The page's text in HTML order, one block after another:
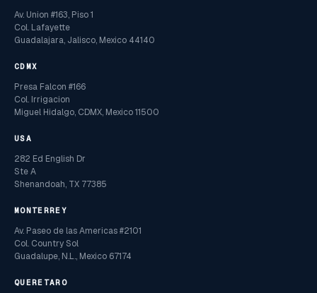
Av. Union #163, Piso 1
Col. Lafayette
Guadalajara, Jalisco, Mexico 44140
CDMX
Presa Falcon #166
Col. Irrigacion
Miguel Hidalgo, CDMX, Mexico 11500
USA
282 Ed English Dr
Ste A
Shenandoah, TX 77385
MONTERREY
Av. Paseo de las Americas #2101
Col. Country Sol
Guadalupe, N.L., Mexico 67174
QUERETARO